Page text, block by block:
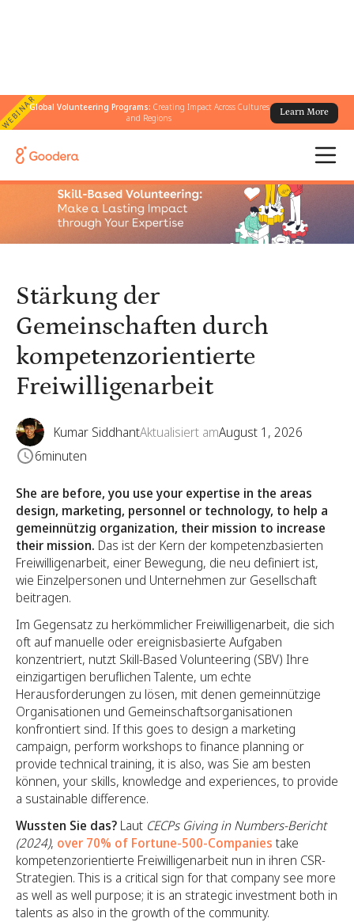
WEBINARGlobal Volunteering Programs: Creating Impact Across Cultures
and Regions
Learn More
← Alle Blogs
Freiwilligenarbeit
Stärkung der
Gemeinschaften durch
kompetenzorientierte
Freiwilligenarbeit
Kumar SiddhantAktualisiert amAugust 1, 2026
6minuten
She are before, you use your expertise in the areas
design, marketing, personnel or technology, to help a
gemeinnützig organization, their mission to increase
their mission. Das ist der Kern der kompetenzbasierten
Freiwilligenarbeit, einer Bewegung, die neu definiert ist,
wie Einzelpersonen und Unternehmen zur Gesellschaft
beitragen.
Im Gegensatz zu herkömmlicher Freiwilligenarbeit, die sich
oft auf manuelle oder ereignisbasierte Aufgaben
konzentriert, nutzt Skill-Based Volunteering (SBV) Ihre
einzigartigen beruflichen Talente, um echte
Herausforderungen zu lösen, mit denen gemeinnützige
Organisationen und Gemeinschaftsorganisationen
konfrontiert sind. If this goes to design a marketing
campaign, perform workshops to finance planning or
provide technical training, it is also, was Sie am besten
können, your skills, knowledge and experiences, to provide
a sustainable difference.
Wussten Sie das? Laut CECPs Giving in Numbers-Bericht
(2024), over 70% of Fortune-500-Companies take
kompetenzorientierte Freiwilligenarbeit nun in ihren CSR-
Strategien. This is a critical sign for that company see more
as well as well purpose; it is an strategic investment both in
talents as also in the growth of the community.